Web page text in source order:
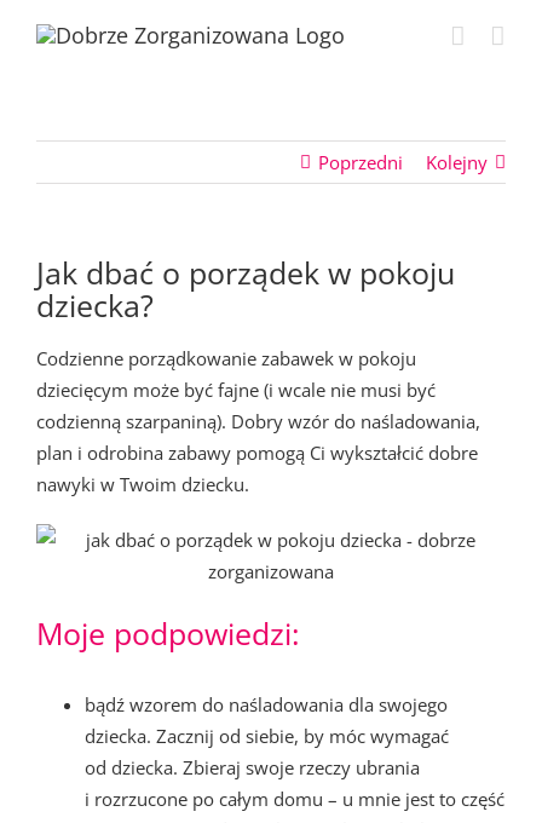
Poprzedni Kolejny
Jak dbać o porządek w pokoju
dziecka?
Codzienne porządkowanie zabawek w pokoju
dziecięcym może być fajne (i wcale nie musi być
codzienną szarpaniną). Dobry wzór do naśladowania,
plan i odrobina zabawy pomogą Ci wykształcić dobre
nawyki w Twoim dziecku.
Moje podpowiedzi:
bądź wzorem do naśladowania dla swojego
dziecka. Zacznij od siebie, by móc wymagać
od dziecka. Zbieraj swoje rzeczy ubrania
i rozrzucone po całym domu – u mnie jest to część